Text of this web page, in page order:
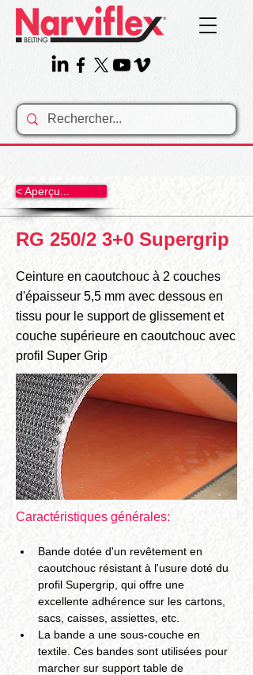
< Aperçu...
RG 250/2 3+0 Supergrip
Ceinture en caoutchouc à 2 couches
d'épaisseur 5,5 mm avec dessous en
tissu pour le support de glissement et
couche supérieure en caoutchouc avec
profil Super Grip
Caractéristiques générales:
Bande dotée d'un revêtement en
caoutchouc résistant à l'usure doté du
profil Supergrip, qui offre une
excellente adhérence sur les cartons,
sacs, caisses, assiettes, etc.
La bande a une sous-couche en
textile. Ces bandes sont utilisées pour
marcher sur support table de